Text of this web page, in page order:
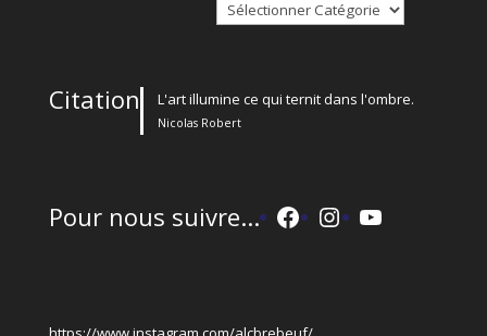
Citation L'art illumine ce qui ternit dans l'ombre.
Nicolas Robert
Pour nous suivre... Facebook
Instagram
YouTube